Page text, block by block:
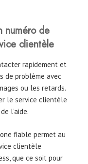
numéro de
clientèle
rapidement et
de problème avec
ou les retards.
le service clientèle
l’aide.
fiable permet au
clientèle
que ce soit pour